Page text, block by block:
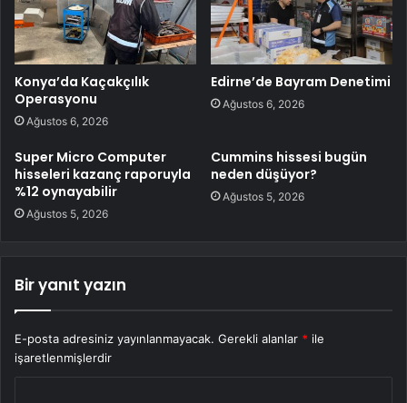
Konya’da Kaçakçılık
Operasyonu
Ağustos 6, 2026
Edirne’de Bayram Denetimi
Ağustos 6, 2026
Super Micro Computer
hisseleri kazanç raporuyla
%12 oynayabilir
Ağustos 5, 2026
Cummins hissesi bugün
neden düşüyor?
Ağustos 5, 2026
Bir yanıt yazın
E-posta adresiniz yayınlanmayacak. Gerekli alanlar * ile
işaretlenmişlerdir